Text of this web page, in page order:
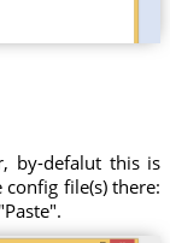
by-defalut this is
config file(s) there: